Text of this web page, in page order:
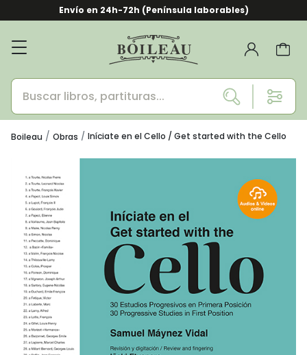
Envío en 24h-72h (Península laborables)
Boileau Obras Iníciate en el Cello / Get started with the Cello